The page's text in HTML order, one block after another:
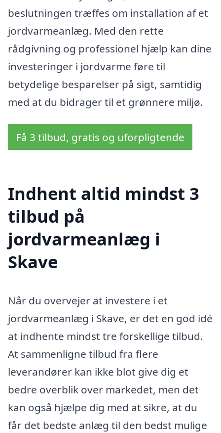
beslutningen træffes om installation af et
jordvarmeanlæg. Med den rette
rådgivning og professionel hjælp kan dine
investeringer i jordvarme føre til
betydelige besparelser på sigt, samtidig
med at du bidrager til et grønnere miljø.
Få 3 tilbud, gratis og uforpligtende
Indhent altid mindst 3
tilbud på
jordvarmeanlæg i
Skave
Når du overvejer at investere i et
jordvarmeanlæg i Skave, er det en god idé
at indhente mindst tre forskellige tilbud.
At sammenligne tilbud fra flere
leverandører kan ikke blot give dig et
bedre overblik over markedet, men det
kan også hjælpe dig med at sikre, at du
får det bedste anlæg til den bedst mulige